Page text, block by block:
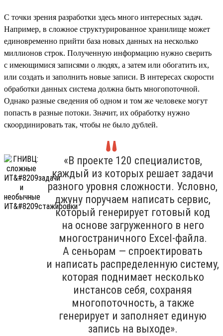
С точки зрения разработки здесь много интересных задач.
Например, в сложное структурированное хранилище может
единовременно прийти база новых данных на несколько
миллионов строк. Полученную информацию нужно сверить
с имеющимися записями о людях, а затем или обогатить их,
или создать и заполнить новые записи. В интересах скорости
обработки данных система должна быть многопоточной.
Однако разные сведения об одном и том же человеке могут
попасть в разные потоки. Значит, их обработку нужно
скоординировать так, чтобы не было дублей.
«В проекте 120 специалистов,
каждый из которых решает задачи
разного уровня сложности. Условно,
джуну поручаем написать сервис,
который генерирует готовый код
на основе загруженного в него
многостраничного Excel-файла.
А сеньорам — спроектировать
и написать распределенную систему,
которая поднимает несколько
инстансов себя, сохраняя
многопоточность, а также
генерирует и заполняет единую
запись на выходе».